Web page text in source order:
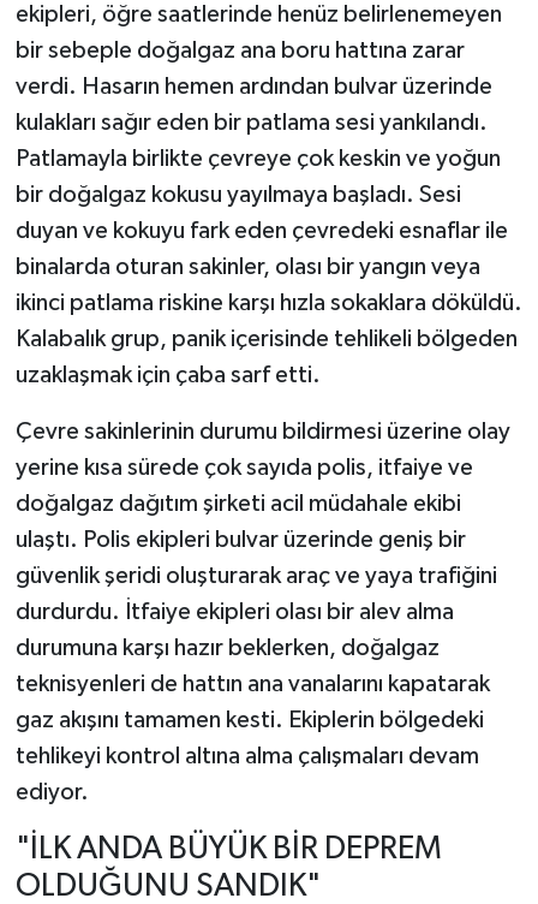
ekipleri, öğre saatlerinde henüz belirlenemeyen
bir sebeple doğalgaz ana boru hattına zarar
verdi. Hasarın hemen ardından bulvar üzerinde
kulakları sağır eden bir patlama sesi yankılandı.
Patlamayla birlikte çevreye çok keskin ve yoğun
bir doğalgaz kokusu yayılmaya başladı. Sesi
duyan ve kokuyu fark eden çevredeki esnaflar ile
binalarda oturan sakinler, olası bir yangın veya
ikinci patlama riskine karşı hızla sokaklara döküldü.
Kalabalık grup, panik içerisinde tehlikeli bölgeden
uzaklaşmak için çaba sarf etti.
Çevre sakinlerinin durumu bildirmesi üzerine olay
yerine kısa sürede çok sayıda polis, itfaiye ve
doğalgaz dağıtım şirketi acil müdahale ekibi
ulaştı. Polis ekipleri bulvar üzerinde geniş bir
güvenlik şeridi oluşturarak araç ve yaya trafiğini
durdurdu. İtfaiye ekipleri olası bir alev alma
durumuna karşı hazır beklerken, doğalgaz
teknisyenleri de hattın ana vanalarını kapatarak
gaz akışını tamamen kesti. Ekiplerin bölgedeki
tehlikeyi kontrol altına alma çalışmaları devam
ediyor.
"İLK ANDA BÜYÜK BİR DEPREM
OLDUĞUNU SANDIK"